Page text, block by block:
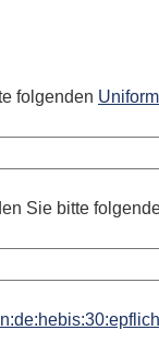
folgenden
Sie bitte